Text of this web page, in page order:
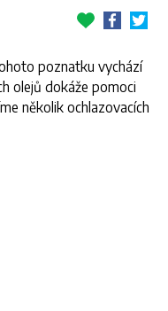
poznatku vychází
olejů dokáže pomoci
několik ochlazovacích